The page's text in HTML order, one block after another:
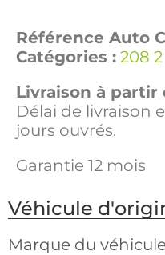
Référence Auto
Catégories : 208 2
Livraison à partir
Délai de livraison
jours ouvrés.
Garantie 12 mois
Véhicule
Marque du